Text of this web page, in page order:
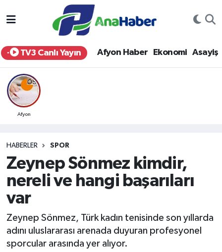
TV3 Canlı Yayın Afyon Haber Ekonomi Asayiş
Afyon
HABERLER SPOR
Zeynep Sönmez kimdir,
nereli ve hangi başarıları
var
Zeynep Sönmez, Türk kadın tenisinde son yıllarda
adını uluslararası arenada duyuran profesyonel
sporcular arasında yer alıyor.
Yurt Haber
Afyon Haber
Ekonomi
Siyaset
Eğitim
Sağlık
Teknoloji
Kültür - Sanat
Afyonkarahisar Nöbetçi Eczaneler
Afyonkarahisar Hava Durumu
Afyonkarahisar Namaz Vakitleri
Afyonkarahisar Trafik Yoğunluk Haritası
Tüm Manşetler
Son Dakika Haberleri
Haber Arşivi